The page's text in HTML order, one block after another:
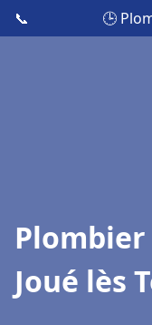
📞 🕒
Joué lès